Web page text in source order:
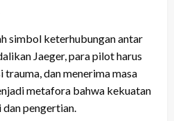
simbol keterhubungan antar
Jaeger, para pilot harus
dan menerima masa
metafora bahwa kekuatan
pengertian.